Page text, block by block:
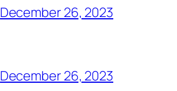
December 26, 2023
December 26, 2023